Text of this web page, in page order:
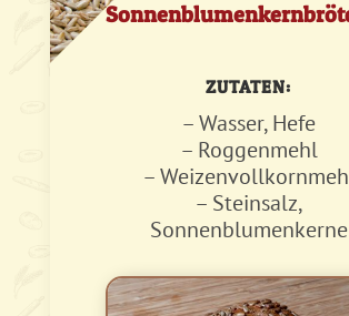
ZUTATEN:
– Wasser, Hefe
– Roggenmehl
–
– Steinsalz,
Sonnenblumenkerne